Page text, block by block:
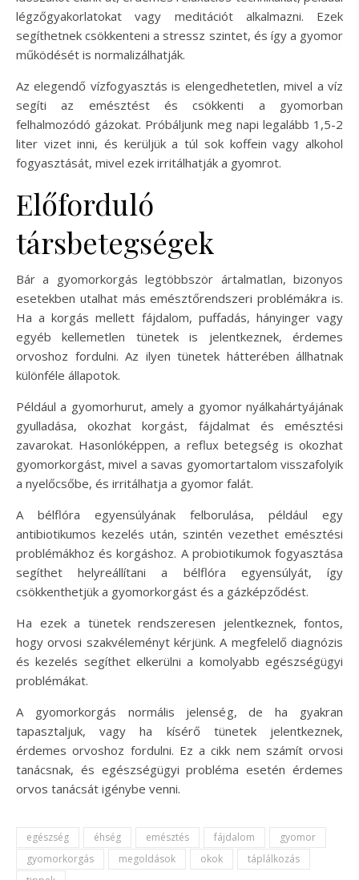
légzőgyakorlatokat vagy meditációt alkalmazni. Ezek
segíthetnek csökkenteni a stressz szintet, és így a gyomor
működését is normalizálhatják.
Az elegendő vízfogyasztás is elengedhetetlen, mivel a víz
segíti az emésztést és csökkenti a gyomorban
felhalmozódó gázokat. Próbáljunk meg napi legalább 1,5-2
liter vizet inni, és kerüljük a túl sok koffein vagy alkohol
fogyasztását, mivel ezek irritálhatják a gyomrot.
Előforduló
társbetegségek
Bár a gyomorkorgás legtöbbször ártalmatlan, bizonyos
esetekben utalhat más emésztőrendszeri problémákra is.
Ha a korgás mellett fájdalom, puffadás, hányinger vagy
egyéb kellemetlen tünetek is jelentkeznek, érdemes
orvoshoz fordulni. Az ilyen tünetek hátterében állhatnak
különféle állapotok.
Például a gyomorhurut, amely a gyomor nyálkahártyájának
gyulladása, okozhat korgást, fájdalmat és emésztési
zavarokat. Hasonlóképpen, a reflux betegség is okozhat
gyomorkorgást, mivel a savas gyomortartalom visszafolyik
a nyelőcsőbe, és irritálhatja a gyomor falát.
A bélflóra egyensúlyának felborulása, például egy
antibiotikumos kezelés után, szintén vezethet emésztési
problémákhoz és korgáshoz. A probiotikumok fogyasztása
segíthet helyreállítani a bélflóra egyensúlyát, így
csökkenthetjük a gyomorkorgást és a gázképződést.
Ha ezek a tünetek rendszeresen jelentkeznek, fontos,
hogy orvosi szakvéleményt kérjünk. A megfelelő diagnózis
és kezelés segíthet elkerülni a komolyabb egészségügyi
problémákat.
A gyomorkorgás normális jelenség, de ha gyakran
tapasztaljuk, vagy ha kísérő tünetek jelentkeznek,
érdemes orvoshoz fordulni. Ez a cikk nem számít orvosi
tanácsnak, és egészségügyi probléma esetén érdemes
orvos tanácsát igénybe venni.
egészség éhség emésztés fájdalom
gyomor
gyomorkorgás
megoldások okok
táplálkozás